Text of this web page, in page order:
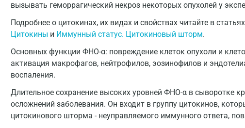
вызывать геморрагический некроз некоторых опухолей у
Подробнее о цитокинах, их видах и свойствах читайте в статьях
Цитокины и Иммунный статус. Цитокиновый шторм.
Основных функции ФНО-α: повреждение клеток опухоли и
активация макрофагов, нейтрофилов, эозинофилов и
воспаления.
Длительное сохранение высоких уровней ФНО-α в сыворотке
осложнений заболевания. Он входит в группу цитокинов,
цитокинового шторма - неуправляемого иммунного ответа,